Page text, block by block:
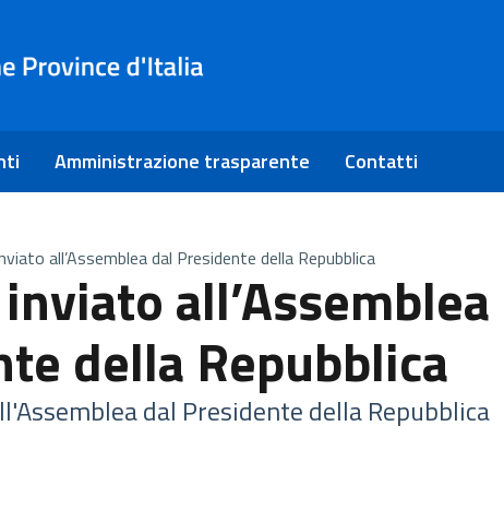
Amministrazione trasparente Contatti
all’Assemblea dal Presidente della Repubblica
della Repubblica
dal Presidente della Repubblica